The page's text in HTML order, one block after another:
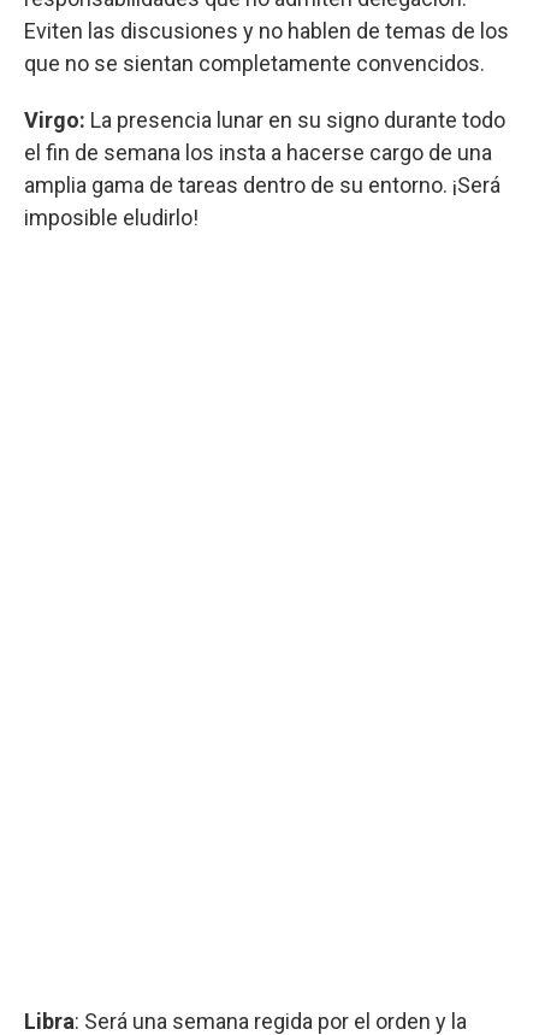
Eviten las discusiones y no hablen de temas de los
que no se sientan completamente convencidos.
Virgo: La presencia lunar en su signo durante todo
el fin de semana los insta a hacerse cargo de una
amplia gama de tareas dentro de su entorno. ¡Será
imposible eludirlo!
Libra: Será una semana regida por el orden y la